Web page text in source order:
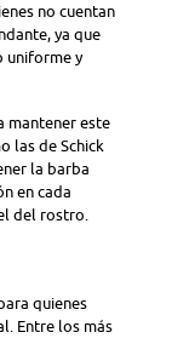
no cuentan
ya que
uniforme y
mantener este
las de Schick
la barba
en cada
del rostro.
quienes
Entre los más